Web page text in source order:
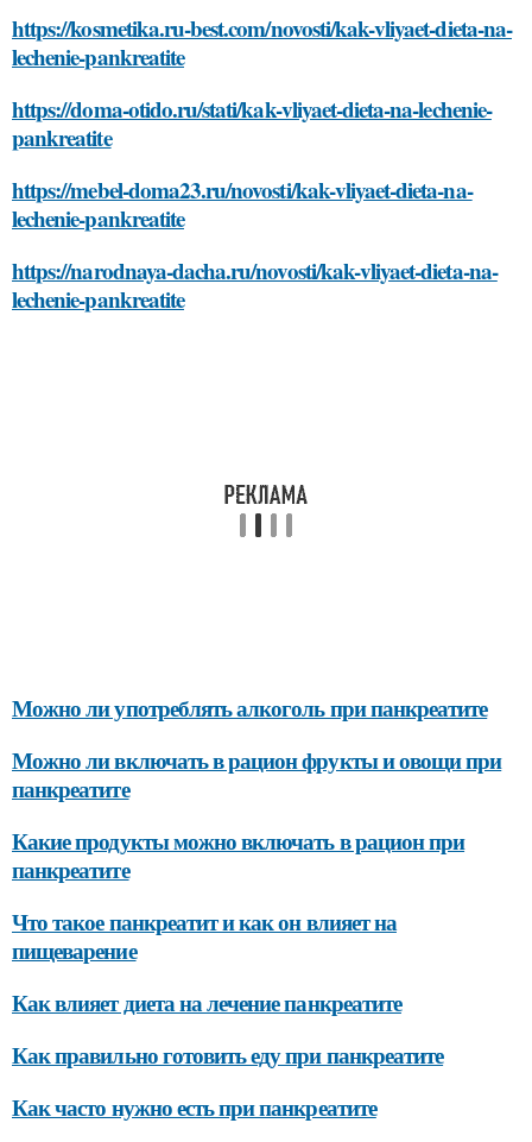
https://kosmetika.ru-best.com/novosti/kak-vliyaet-dieta-na-
lechenie-pankreatite
https://doma-otido.ru/stati/kak-vliyaet-dieta-na-lechenie-
pankreatite
https://mebel-doma23.ru/novosti/kak-vliyaet-dieta-na-
lechenie-pankreatite
https://narodnaya-dacha.ru/novosti/kak-vliyaet-dieta-na-
lechenie-pankreatite
Можно ли употреблять алкоголь при панкреатите
Можно ли включать в рацион фрукты и овощи при
панкреатите
Какие продукты можно включать в рацион при
панкреатите
Что такое панкреатит и как он влияет на
пищеварение
Как влияет диета на лечение панкреатите
Как правильно готовить еду при панкреатите
Как часто нужно есть при панкреатите